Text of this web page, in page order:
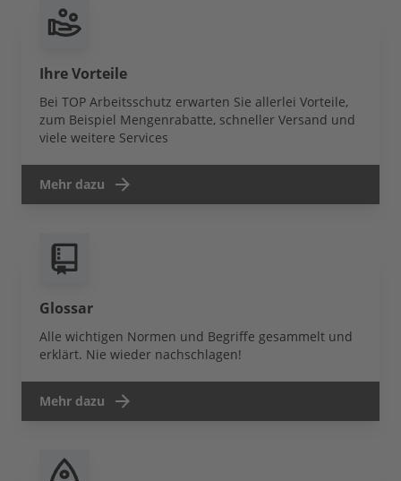
Ihre Vorteile
Bei TOP Arbeitsschutz erwarten Sie allerlei Vorteile,
zum Beispiel Mengenrabatte, schneller Versand und
viele weitere Services
Mehr dazu
Glossar
Alle wichtigen Normen und Begriffe gesammelt und
erklärt. Nie wieder nachschlagen!
Mehr dazu